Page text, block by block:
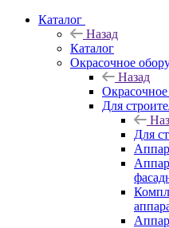
Каталог
Назад
Каталог
Окрасочное
Назад
Для
Для